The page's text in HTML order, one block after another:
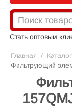
Стать оптовым
Главная / Каталог
Фильтрующий